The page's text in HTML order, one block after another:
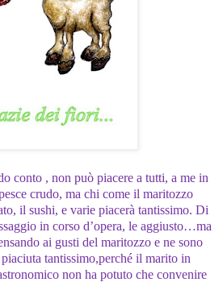
conto , non può piacere a tutti, a me in
crudo, ma chi come il maritozzo
il sushi, e varie piacerà tantissimo. Di
in corso d’opera, le aggiusto…ma
ai gusti del maritozzo e ne sono
tantissimo,perché il marito in
non ha potuto che convenire